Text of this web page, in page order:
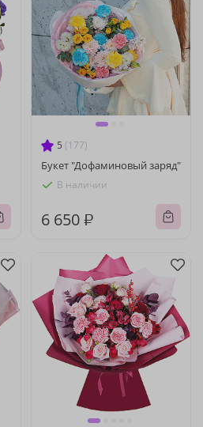
5 (177)
Букет "Дофаминовый заряд"
В наличии
6 650 ₽